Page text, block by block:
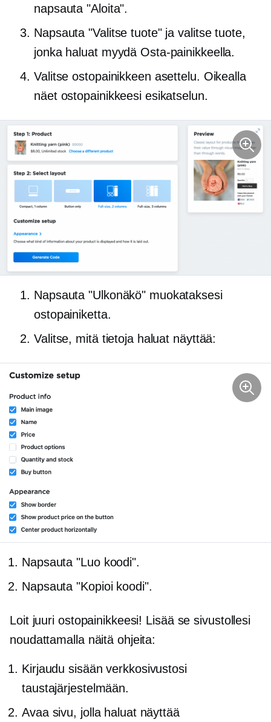
napsauta "Aloita".
Napsauta "Valitse tuote" ja valitse tuote,
jonka haluat myydä Osta-painikkeella.
Valitse ostopainikkeen asettelu. Oikealla
näet ostopainikkeesi esikatselun.
Napsauta "Ulkonäkö" muokataksesi
ostopainiketta.
Valitse, mitä tietoja haluat näyttää:
Napsauta "Luo koodi".
Napsauta "Kopioi koodi".
Loit juuri ostopainikkeesi! Lisää se sivustollesi
noudattamalla näitä ohjeita:
Kirjaudu sisään verkkosivustosi
taustajärjestelmään.
Avaa sivu, jolla haluat näyttää